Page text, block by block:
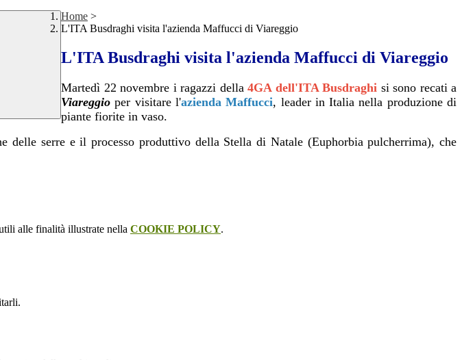
Home >
L'ITA Busdraghi visita l'azienda Maffucci di Viareggio
L'ITA Busdraghi visita l'azienda Maffucci di Viareggio
Martedì 22 novembre i ragazzi della 4GA dell'ITA Busdraghi si sono recati a
Viareggio per visitare l'azienda Maffucci, leader in Italia nella produzione di
piante fiorite in vaso.
delle serre e il processo produttivo della Stella di Natale (Euphorbia pulcherrima), che
alle finalità illustrate nella COOKIE POLICY.